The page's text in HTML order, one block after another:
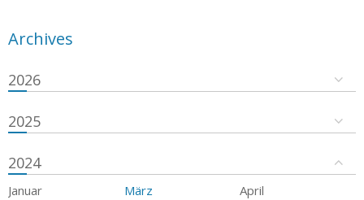
Archives
2026
2025
2024
Januar März
April